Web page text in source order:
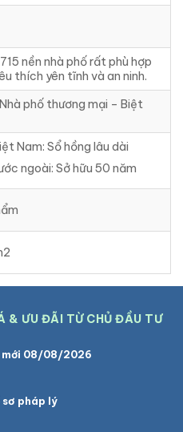
nền nhà phố rất phù hợp
thích yên tĩnh và an ninh.
phố thương mại – Biệt
Nam: Sổ hồng lâu dài
ngoài: Sở hữu 50 năm
& ƯU ĐÃI TỪ CHỦ ĐẦU TƯ
mới 08/08/2026
sơ pháp lý